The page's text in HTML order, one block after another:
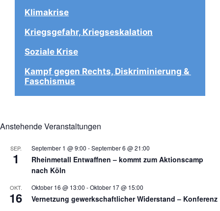
Klimakrise
Kriegsgefahr, Kriegseskalation
Soziale Krise
Kampf gegen Rechts, Diskriminierung &
Faschismus
Anstehende Veranstaltungen
SEP.
1
September 1 @ 9:00 -September 6 @ 21:00
Rheinmetall Entwaffnen – kommt zum Aktionscamp
nach Köln
OKT.
16
Oktober 16 @ 13:00 -Oktober 17 @ 15:00
Vernetzung gewerkschaftlicher Widerstand – Konferenz